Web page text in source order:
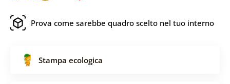
Prova come sarebbe quadro scelto nel tuo interno
Stampa ecologica